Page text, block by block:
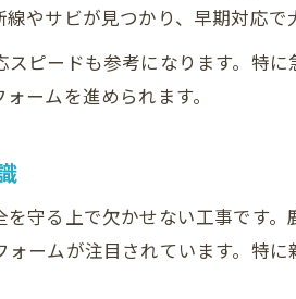
ォームで知るインターフォン費用
を押さえたリフォーム費用の考え
ターフォンリフォームの料金内訳
比較で分かるリフォーム選択のポ
全を守る最適なリフォームの流れ
ォームの流れと安心インターフォ
やサビが見つかり、早期対応で
ピードも参考になります。特
ームを進められます。
守る上で欠かせない工事です
ームが注目されています。特
お問い合わせはこちら
お問い合わせはこちら